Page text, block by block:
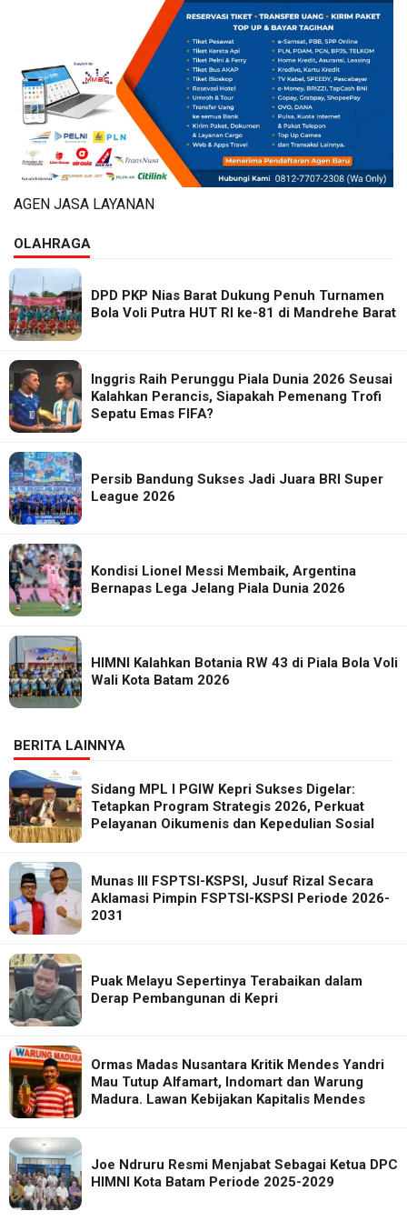
AGEN JASA LAYANAN
OLAHRAGA
DPD PKP Nias Barat Dukung Penuh Turnamen
Bola Voli Putra HUT RI ke-81 di Mandrehe Barat
Inggris Raih Perunggu Piala Dunia 2026 Seusai
Kalahkan Perancis, Siapakah Pemenang Trofi
Sepatu Emas FIFA?
Persib Bandung Sukses Jadi Juara BRI Super
League 2026
Kondisi Lionel Messi Membaik, Argentina
Bernapas Lega Jelang Piala Dunia 2026
HIMNI Kalahkan Botania RW 43 di Piala Bola Voli
Wali Kota Batam 2026
BERITA LAINNYA
Sidang MPL I PGIW Kepri Sukses Digelar:
Tetapkan Program Strategis 2026, Perkuat
Pelayanan Oikumenis dan Kepedulian Sosial
Munas III FSPTSI-KSPSI, Jusuf Rizal Secara
Aklamasi Pimpin FSPTSI-KSPSI Periode 2026-
2031
Puak Melayu Sepertinya Terabaikan dalam
Derap Pembangunan di Kepri
Ormas Madas Nusantara Kritik Mendes Yandri
Mau Tutup Alfamart, Indomart dan Warung
Madura. Lawan Kebijakan Kapitalis Mendes
Joe Ndruru Resmi Menjabat Sebagai Ketua DPC
HIMNI Kota Batam Periode 2025-2029